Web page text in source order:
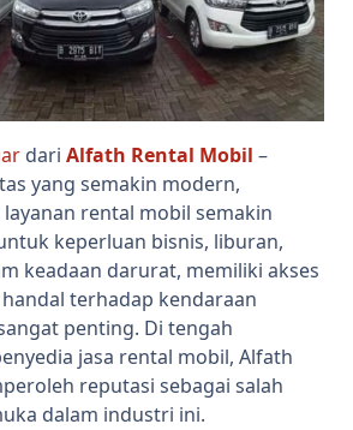
dari Alfath Rental Mobil –
yang semakin modern,
rental mobil semakin
keperluan bisnis, liburan,
keadaan darurat, memiliki akses
terhadap kendaraan
penting. Di tengah
jasa rental mobil, Alfath
reputasi sebagai salah
dalam industri ini.